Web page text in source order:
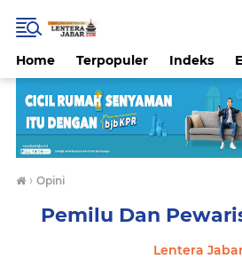
Home Terpopuler Indeks
› Opini
Pemilu Dan
Lentera